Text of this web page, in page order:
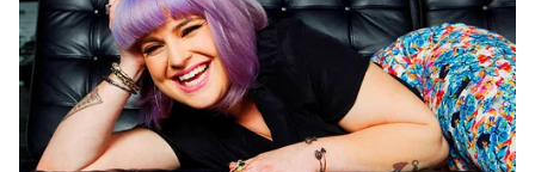
খাদ্য বিভাগ স্পষ্ট করেছে যে, এসআইআর-এর পরে
ভোটার তালিকা থেকে যাদের নাম বাদ দেওয়া
হয়েছে, তাদের ডিজিটাল রেশন কার্ড (ডিআরসি)
এখন থেকে রেশন কার্ড ম্যানেজমেন্ট সিস্টেম
(আরসিএমএস) ডেটাবেস থেকে মুছে ফেলা হবে।